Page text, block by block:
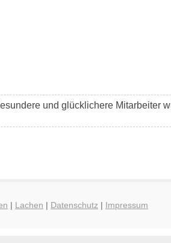
und glücklichere Mitarbeiter
| Lachen | Datenschutz| Impressum